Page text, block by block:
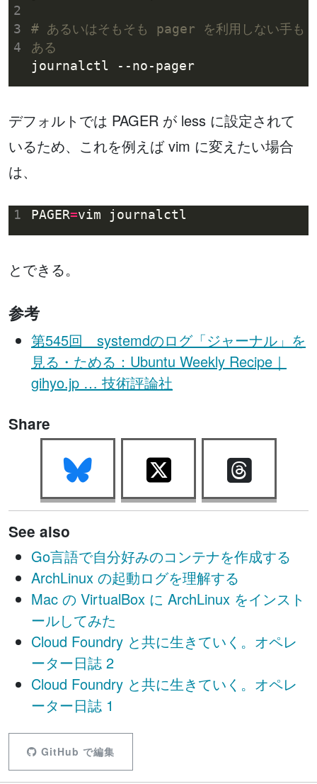
2
3
4
# あるいはそもそも pager を利用しない手も
ある
デフォルトでは PAGER が less に設定されて
いるため、これを例えば vim に変えたい場合
は、
1 PAGER=
とできる。
参考
第545回 systemdのログ「ジャーナル」を
見る・ためる：Ubuntu Weekly Recipe｜
gihyo.jp … 技術評論社
Share
See also
Go言語で自分好みのコンテナを作成する
ArchLinux の起動ログを理解する
Mac の VirtualBox に ArchLinux をインスト
ールしてみた
Cloud Foundry と共に生きていく。オペレ
ーター日誌 2
Cloud Foundry と共に生きていく。オペレ
ーター日誌 1
GitHub で編集